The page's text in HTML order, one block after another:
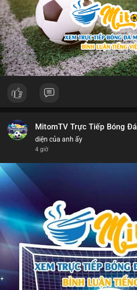
MitomTV Trực Tiếp Bóng Đá
diện của anh ấy
4 giờ